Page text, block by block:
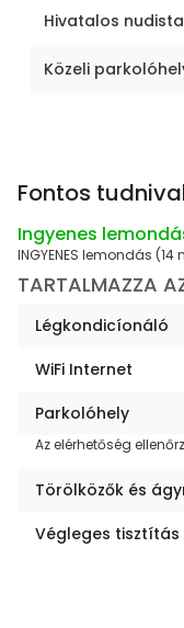
Hivatalos
Közeli
Fontos
Ingyenes
INGYENES lemondás
TARTALMAZZA
Légkondicíonáló
WiFi Internet
Parkolóhely
Az elérhetőség
Törölközők és
Végleges tisztítás